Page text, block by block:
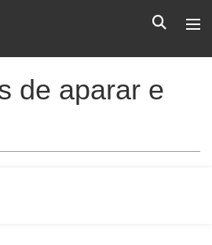
de aparar e